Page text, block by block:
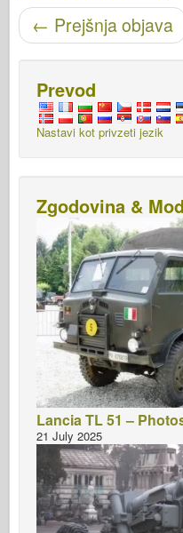
Pošišci navigacijo
← Prejšnja objava
Prevod
Nastavi kot privzeti jezik
Zgodovina &
Lancia TL 51 –
21 July 2025